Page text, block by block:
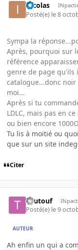
Incolas
Posté(e) le 8
Sympa la
Après, pourquoi sur
référence
genre de page
catalogue...donc
moi...
Après si tu
LDLC, mais pas en
ou bien encore
Tu lis à moitié ou
que sur un site
Citer
Toutouf
Posté(e) le 9
AUTEUR
Ah enfin un qui a